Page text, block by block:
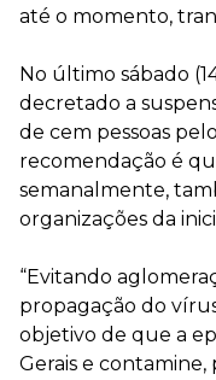
até o momento,
No último sábado
decretado a
de cem pessoas
recomendação é
semanalmente,
organizações da
“Evitando
propagação do
objetivo de que a
Gerais e